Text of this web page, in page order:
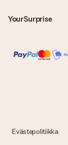
YourSurprise
Evästepolitiikka